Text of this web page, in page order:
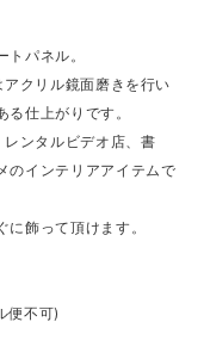
パネル。
クリル鏡面磨きを行い
仕上がりです。
ンタルビデオ店、書
のインテリアアイテムで
飾って頂けます。
便不可)